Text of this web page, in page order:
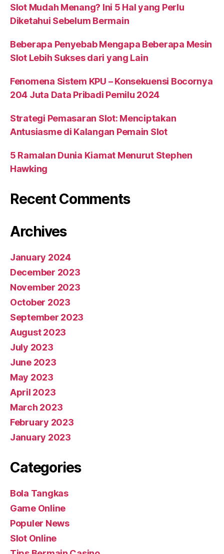
Slot Mudah Menang? Ini 5 Hal yang Perlu
Diketahui Sebelum Bermain
Beberapa Penyebab Mengapa Beberapa Mesin
Slot Lebih Sukses dari yang Lain
Fenomena Sistem KPU – Konsekuensi Bocornya
204 Juta Data Pribadi Pemilu 2024
Strategi Pemasaran Slot: Menciptakan
Antusiasme di Kalangan Pemain Slot
5 Ramalan Dunia Kiamat Menurut Stephen
Hawking
Recent Comments
Archives
January 2024
December 2023
November 2023
October 2023
September 2023
August 2023
July 2023
June 2023
May 2023
April 2023
March 2023
February 2023
January 2023
Categories
Bola Tangkas
Game Online
Populer News
Slot Online